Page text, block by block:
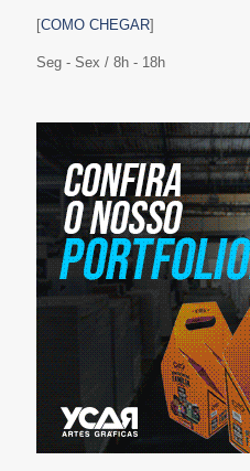
[COMO CHEGAR]
Seg - Sex / 8h - 18h